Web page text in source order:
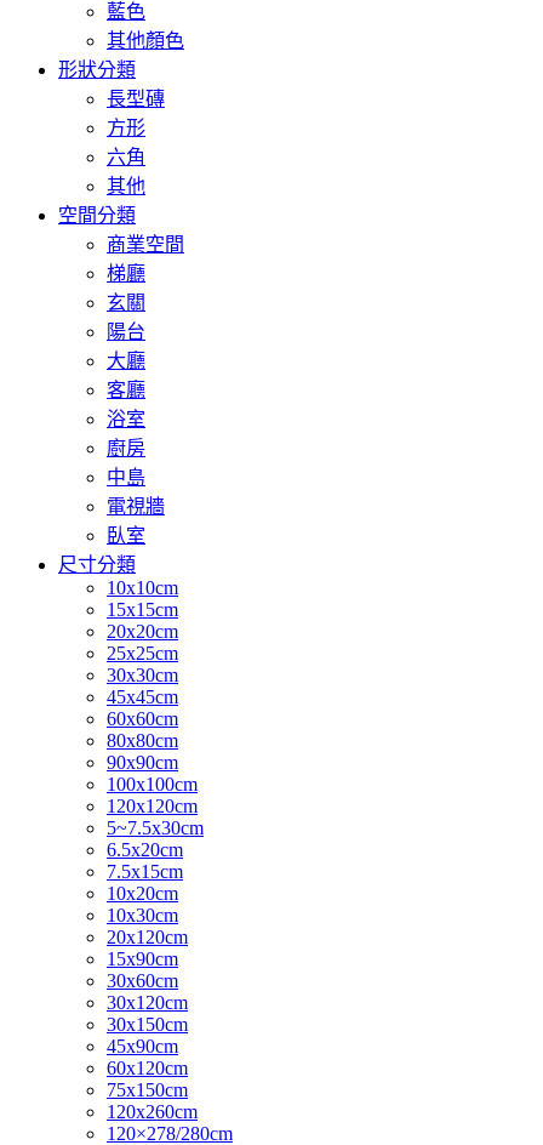
藍色
其他顏色
形狀分類
長型磚
方形
六角
其他
空間分類
商業空間
梯廳
玄關
陽台
大廳
客廳
浴室
廚房
中島
電視牆
臥室
尺寸分類
10x10cm
15x15cm
20x20cm
25x25cm
30x30cm
45x45cm
60x60cm
80x80cm
90x90cm
100x100cm
120x120cm
5~7.5x30cm
6.5x20cm
7.5x15cm
10x20cm
10x30cm
20x120cm
15x90cm
30x60cm
30x120cm
30x150cm
45x90cm
60x120cm
75x150cm
120x260cm
120×278/280cm